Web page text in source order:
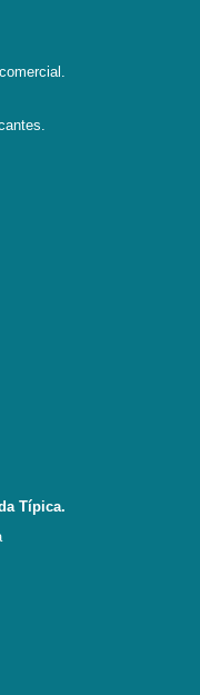
Típica.